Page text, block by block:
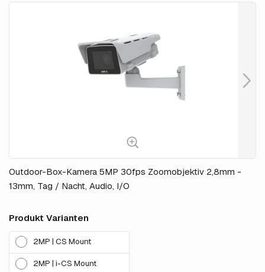
Outdoor-Box-Kamera 5MP 30fps Zoomobjektiv 2,8mm -
13mm, Tag / Nacht, Audio, I/O
Produkt Varianten
2MP | CS Mount
2MP | i-CS Mount